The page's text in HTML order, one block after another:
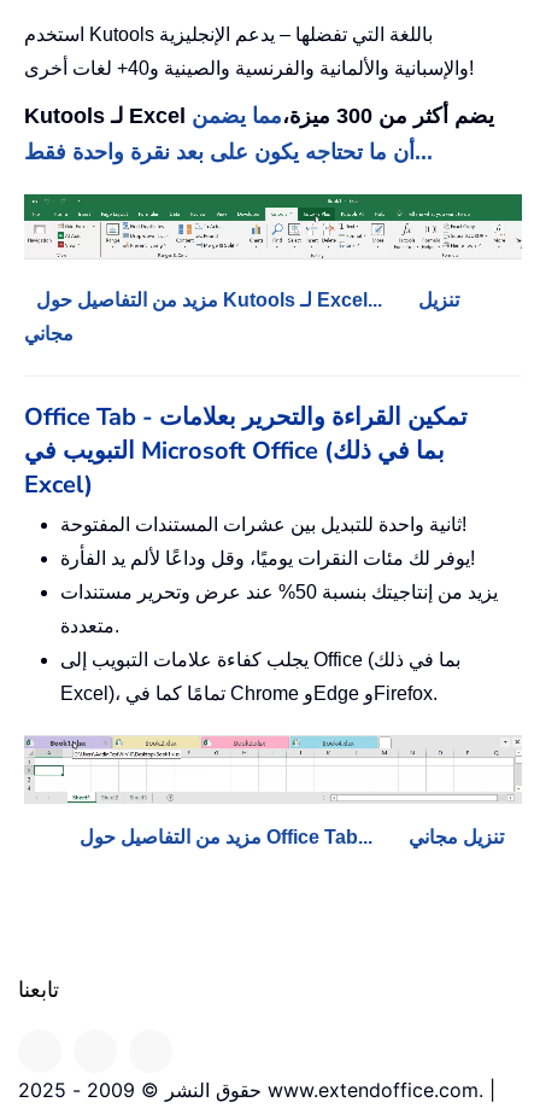
استخدم Kutools باللغة التي تفضلها – يدعم الإنجليزية
والإسبانية والألمانية والفرنسية والصينية و40+ لغات أخرى!
Kutools لـ Excel يضم أكثر من 300 ميزة،
مما يضمن
أن ما تحتاجه يكون على بعد نقرة واحدة فقط...
مزيد من التفاصيل حول Kutools لـ Excel...
تنزيل
مجاني
Office Tab - تمكين القراءة والتحرير بعلامات
التبويب في Microsoft Office (بما في ذلك
Excel)
ثانية واحدة للتبديل بين عشرات المستندات المفتوحة!
يوفر لك مئات النقرات يوميًا، وقل وداعًا لألم يد الفأرة!
يزيد من إنتاجيتك بنسبة 50% عند عرض وتحرير مستندات
متعددة.
يجلب كفاءة علامات التبويب إلى Office (بما في ذلك
Excel)، تمامًا كما في Chrome وEdge وFirefox.
مزيد من التفاصيل حول Office Tab... تنزيل مجاني
تابعنا
حقوق النشر © 2009 - 2025 www.extendoffice.com. |